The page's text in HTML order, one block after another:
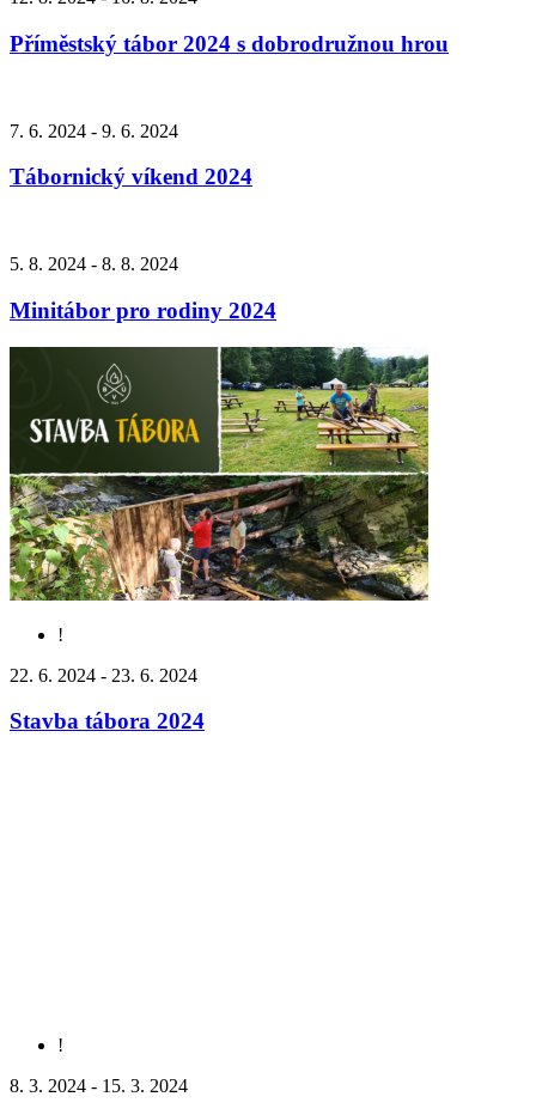
Příměstský tábor 2024 s dobrodružnou hrou
7. 6. 2024 - 9. 6. 2024
Tábornický víkend 2024
5. 8. 2024 - 8. 8. 2024
Minitábor pro rodiny 2024
!
22. 6. 2024 - 23. 6. 2024
Stavba tábora 2024
!
8. 3. 2024 - 15. 3. 2024